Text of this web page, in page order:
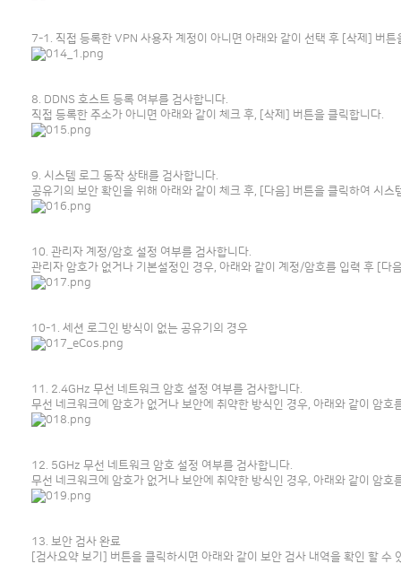
7-1. 직접 등록한 VPN 사용자 계정이 아니면 아래와 같이 선택 후 [삭제] 버튼
8. DDNS 호스트 등록 여부를 검사합니다.
직접 등록한 주소가 아니면 아래와 같이 체크 후, [삭제] 버튼을 클릭합니다.
9. 시스템 로그 동작 상태를 검사합니다.
공유기의 보안 확인을 위해 아래와 같이 체크 후, [다음] 버튼을 클릭하여 시스
10. 관리자 계정/암호 설정 여부를 검사합니다.
관리자 암호가 없거나 기본설정인 경우, 아래와 같이 계정/암호를 입력 후 [다
10-1. 세션 로그인 방식이 없는 공유기의 경우
11. 2.4GHz 무선 네트워크 암호 설정 여부를 검사합니다.
무선 네크워크에 암호가 없거나 보안에 취약한 방식인 경우, 아래와 같이 암
12. 5GHz 무선 네트워크 암호 설정 여부를 검사합니다.
무선 네크워크에 암호가 없거나 보안에 취약한 방식인 경우, 아래와 같이 암
13. 보안 검사 완료
[검사요약 보기] 버튼을 클릭하시면 아래와 같이 보안 검사 내역을 확인 할 수